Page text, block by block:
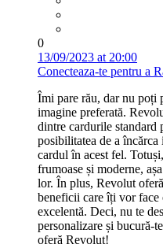
0
13/09/2023 at 20:00
Conecteaza-te pentru a
Îmi pare rău, dar nu poți
imagine preferată.
dintre cardurile standard
posibilitatea de a încărca
cardul în acest fel.
frumoase și moderne,
lor. În plus, Revolut
beneficii care îți vor face
excelentă. Deci, nu te
personalizare și bucură-
oferă Revolut!